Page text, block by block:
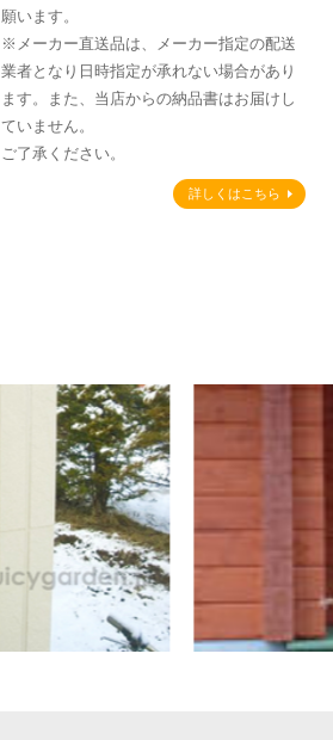
願います。
※メーカー直送品は、メーカー指定の配送
業者となり日時指定が承れない場合があり
ます。また、当店からの納品書はお届けし
ていません。
ご了承ください。
詳しくはこちら